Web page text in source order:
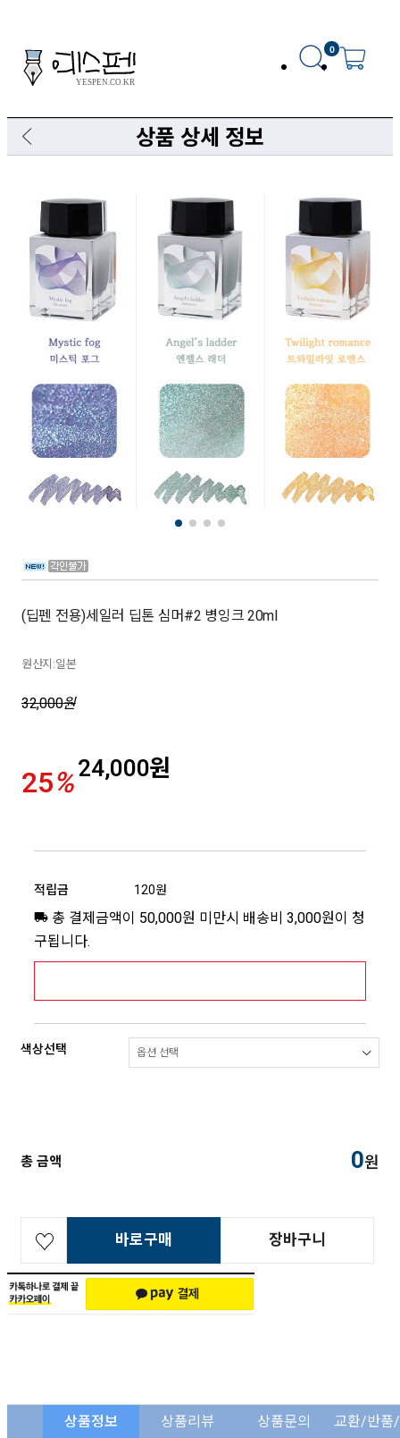
0
상품 상세 정보
(딥펜 전용)세일러 딥톤 심머#2 병잉크 20ml
원산지:일본
32,000원
25%24,000원
적립금 120원
총 결제금액이 50,000원 미만시 배송비 3,000원이 청
구됩니다.
색상선택
총 금액 0원
바로구매 장바구니
상품정보 상품리뷰 상품문의 교환/반품